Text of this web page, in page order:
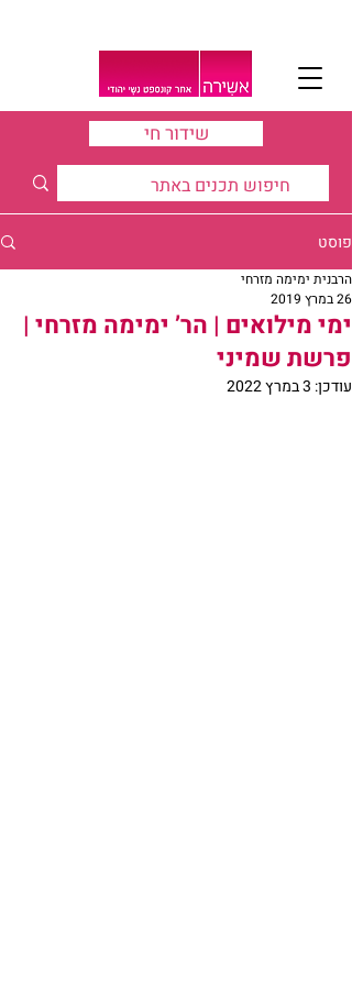
שידור חי
פוסט
ימי מילואים | הר’ ימימה מזרחי |
פרשת שמיני
הרבנית ימימה מזרחי
26 במרץ 2019
עודכן: 3 במרץ 2022